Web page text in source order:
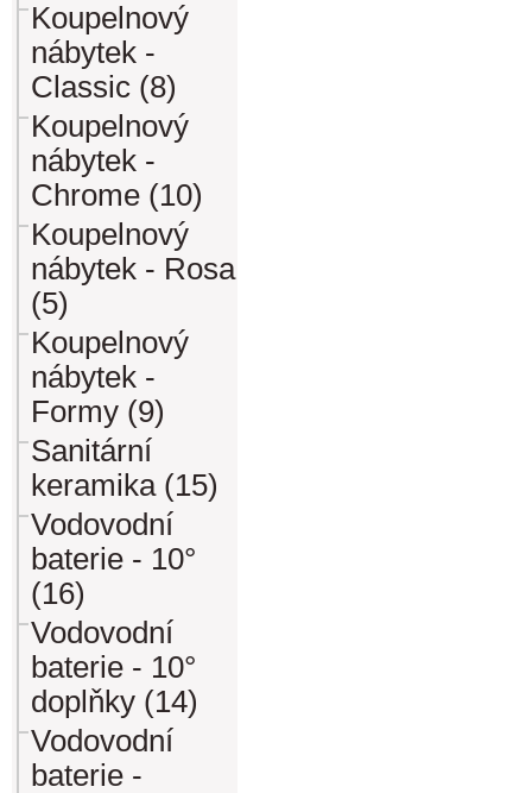
Koupelnový
nábytek -
Classic (8)
Koupelnový
nábytek -
Chrome (10)
Koupelnový
nábytek - Rosa
(5)
Koupelnový
nábytek -
Formy (9)
Sanitární
keramika (15)
Vodovodní
baterie - 10°
(16)
Vodovodní
baterie - 10°
doplňky (14)
Vodovodní
baterie -